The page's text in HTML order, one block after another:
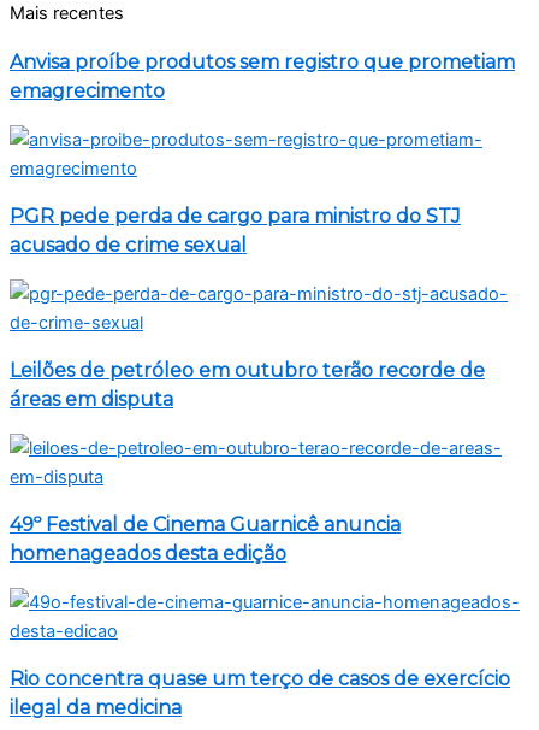
Mais recentes
Anvisa proíbe produtos sem registro que prometiam
emagrecimento
PGR pede perda de cargo para ministro do STJ
acusado de crime sexual
Leilões de petróleo em outubro terão recorde de
áreas em disputa
49º Festival de Cinema Guarnicê anuncia
homenageados desta edição
Rio concentra quase um terço de casos de exercício
ilegal da medicina